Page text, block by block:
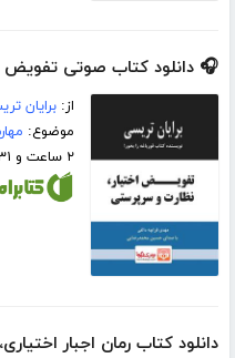
🎧 دانلود کتاب صوتی تفویض
از:برایان
موضوع:
۲ ساعت و ۳۱ دقیقه
دانلود کتاب رمان اجبار